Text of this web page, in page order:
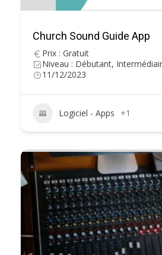
Church Sound Guide App
Prix : Gratuit
Niveau : Débutant,
11/12/2023
Logiciel - Apps +1